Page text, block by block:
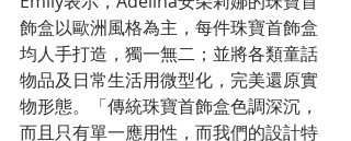
飾盒以歐洲風格為主，每件珠寶首飾盒
均人手打造，獨一無二；並將各類童話
物品及日常生活用微型化，完美還原實
物形態。「傳統珠寶首飾盒色調深沉，
而且只有單一應用性，而我們的設計特